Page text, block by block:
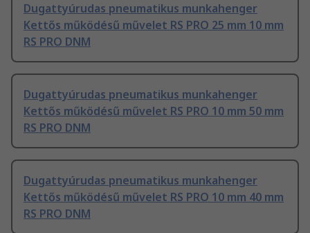
Dugattyúrudas pneumatikus munkahenger
Kettős működésű művelet RS PRO 25 mm 10 mm
RS PRO DNM
Dugattyúrudas pneumatikus munkahenger
Kettős működésű művelet RS PRO 10 mm 50 mm
RS PRO DNM
Dugattyúrudas pneumatikus munkahenger
Kettős működésű művelet RS PRO 10 mm 40 mm
RS PRO DNM